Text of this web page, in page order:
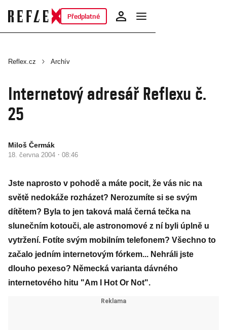
Předplatné
Reflex.cz Archív
Internetový adresář Reflexu č.
25
Miloš Čermák
18. června 2004 · 08:46
Jste naprosto v pohodě a máte pocit, že vás nic na
světě nedokáže rozházet? Nerozumíte si se svým
dítětem? Byla to jen taková malá černá tečka na
slunečním kotouči, ale astronomové z ní byli úplně u
vytržení. Fotíte svým mobilním telefonem? Všechno to
začalo jedním internetovým fórkem... Nehráli jste
dlouho pexeso? Německá varianta dávného
internetového hitu "Am I Hot Or Not".